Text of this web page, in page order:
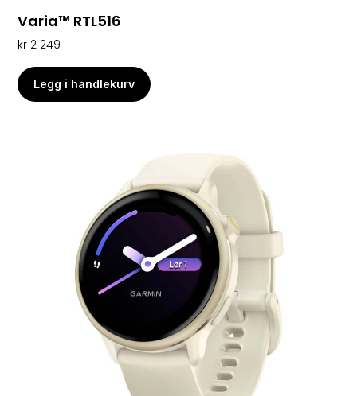
Varia™ RTL516
kr 2 249
Legg i handlekurv